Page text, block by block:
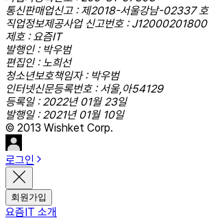
통신판매업신고 : 제2018-서울강남-02337 호
직업정보제공사업 신고번호 :
제호 : 요즘IT
발행인 : 박우범
편집인 : 노희선
청소년보호책임자 : 박우범
인터넷신문등록번호 : 서울,아54129
등록일 : 2022년 01월 23일
발행일 : 2021년 01월 10일
© 2013 Wishket Corp.
로그인
회원가입
요즘IT 소개